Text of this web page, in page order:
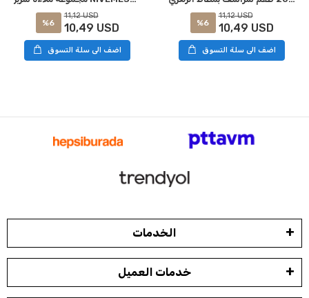
%6
11,12 USD
10,49 USD
اضف الى سلة التسوق
%6
11,12 USD
10,49 USD
اضف الى سلة التسوق
الخدمات
خدمات العميل